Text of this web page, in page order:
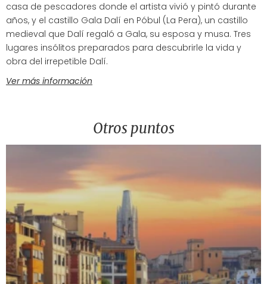
casa de pescadores donde el artista vivió y pintó durante
años, y el castillo Gala Dalí en Póbul (La Pera), un castillo
medieval que Dalí regaló a Gala, su esposa y musa. Tres
lugares insólitos preparados para descubrirle la vida y
obra del irrepetible Dalí.
Ver más información
Otros puntos